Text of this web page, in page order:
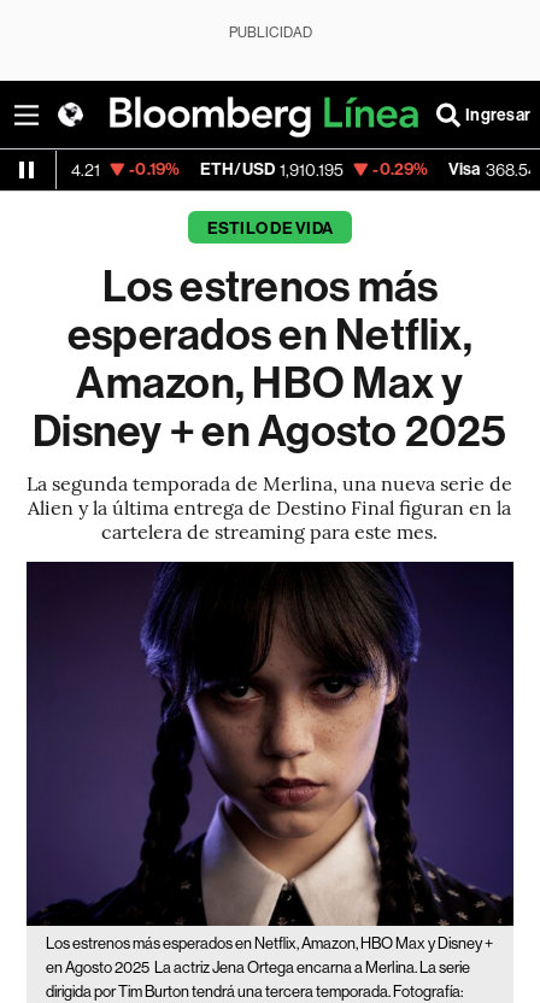
PUBLICIDAD
Ingresar
-0.19% ETH/USD 1,910.195 -0.29% Visa 368.54 -0.28%
ESTILO DE VIDA
Los estrenos más
esperados en Netflix,
Amazon, HBO Max y
Disney + en Agosto 2025
La segunda temporada de Merlina, una nueva serie de
Alien y la última entrega de Destino Final figuran en la
cartelera de streaming para este mes.
Los estrenos más esperados en Netflix, Amazon, HBO Max y Disney +
en Agosto 2025 La actriz Jena Ortega encarna a Merlina. La serie
dirigida por Tim Burton tendrá una tercera temporada. Fotografía: